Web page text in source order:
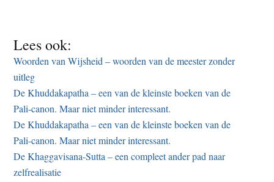
Lees ook:
Woorden van Wijsheid – woorden van de meester zonder
uitleg
De Khuddakapatha – een van de kleinste boeken van de
Pali-canon. Maar niet minder interessant.
De Khuddakapatha – een van de kleinste boeken van de
Pali-canon. Maar niet minder interessant.
De Khaggavisana-Sutta – een compleet ander pad naar
zelfrealisatie